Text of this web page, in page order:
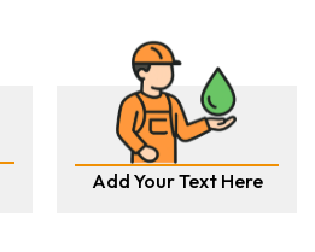
Add Your Text Here